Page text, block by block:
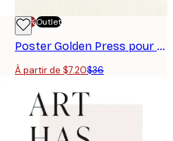
-70%Outlet
Poster Golden Press pour Champagne
À partir de $7.20$36